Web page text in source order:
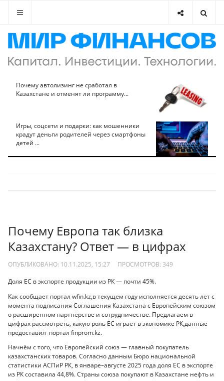
Почему автолизинг не сработал в
Казахстане и отменят ли программу...
Игры, соцсети и подарки: как мошенники
крадут деньги родителей через смартфоны
детей ...
Почему Европа так близка
Казахстану? Ответ — в цифрах
ОПУБЛИКОВАНО: 10.11.2025, 15:27 ПРОСМОТРОВ: 349
Доля ЕС в экспорте продукции из РК — почти 45%.
Как сообщает портал wfin.kz,в текущем году исполняется десять лет с
момента подписания Соглашения Казахстана с Европейским союзом
о расширенном партнёрстве и сотрудничестве. Предлагаем в
цифрах рассмотреть, какую роль ЕС играет в экономике РК,данные
предоставил портал finprom.kz.
Начнём с того, что Европейский союз — главный покупатель
казахстанских товаров. Согласно данным Бюро национальной
статистики АСПиР РК, в январе–августе 2025 года доля ЕС в экспорте
из РК составила 44,8%. Страны союза покупают в Казахстане нефть и